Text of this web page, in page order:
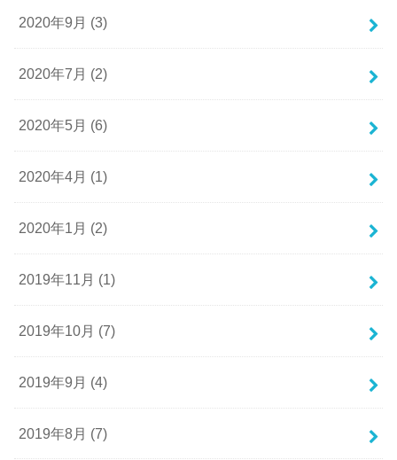
2020年9月 (3)
2020年7月 (2)
2020年5月 (6)
2020年4月 (1)
2020年1月 (2)
2019年11月 (1)
2019年10月 (7)
2019年9月 (4)
2019年8月 (7)